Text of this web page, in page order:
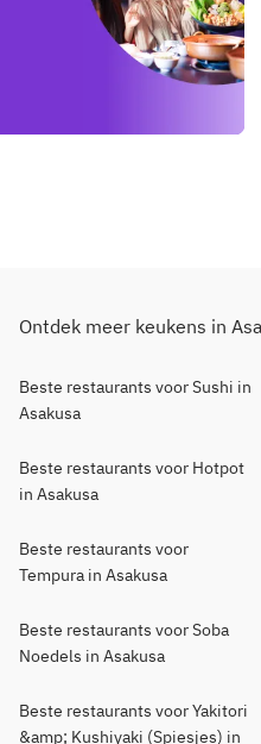
Ontdek meer keukens in
Beste restaurants voor Sushi in
Asakusa
Beste restaurants voor Hotpot
in Asakusa
Beste restaurants voor
Tempura in Asakusa
Beste restaurants voor Soba
Noedels in Asakusa
Beste restaurants voor Yakitori
&amp; Kushiyaki (Spiesjes) in